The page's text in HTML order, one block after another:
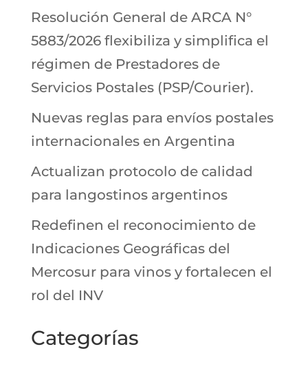
Resolución General de ARCA N°
5883/2026 flexibiliza y simplifica el
régimen de Prestadores de
Servicios Postales (PSP/Courier).
Nuevas reglas para envíos postales
internacionales en Argentina
Actualizan protocolo de calidad
para langostinos argentinos
Redefinen el reconocimiento de
Indicaciones Geográficas del
Mercosur para vinos y fortalecen el
rol del INV
Categorías